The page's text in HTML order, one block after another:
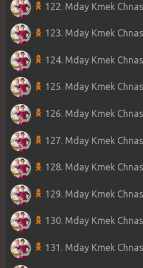
122. Mday Kmek
123. Mday Kmek
124. Mday Kmek
125. Mday Kmek
126. Mday Kmek
127. Mday Kmek
128. Mday Kmek
129. Mday Kmek
130. Mday Kmek
131. Mday Kmek